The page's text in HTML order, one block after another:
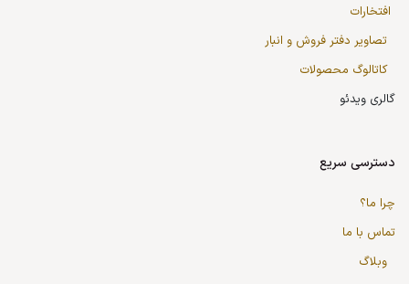
افتخارات
تصاویر دفتر فروش و انبار
کاتالوگ محصولات
گالری ویدئو
دسترسی سریع
چرا ما؟
تماس با ما
وبلاگ